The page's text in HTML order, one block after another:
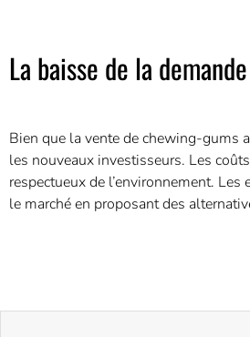
La baisse de la
Bien que la vente de chewing-gums
les nouveaux investisseurs. Les
respectueux de l’environnement.
le marché en proposant des